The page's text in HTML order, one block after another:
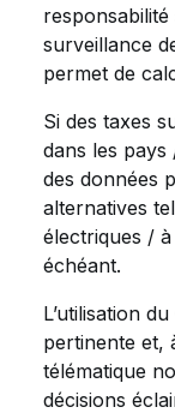
responsabilité
surveillance
permet de
Si des taxes
dans les pays
des données
alternatives
électriques /
échéant.
L’utilisation du
pertinente et,
télématique
décisions